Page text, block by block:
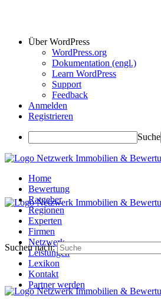
Über WordPress
WordPress.org
Dokumentation (engl.)
Learn WordPress
Support
Feedback
Anmelden
Registrieren
Suche
Home
Bewertung
Ratgeber
Regionen
Experten
Firmen
Netzwerk
Leistungen
Lexikon
Kontakt
Partner werden
Suchen nach: